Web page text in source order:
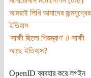
আমরাই লিখি আমাদের জন্মযুদ্ধের
ইতিহাস
'সাক্ষী ছিলো শিরস্ত্রাণ' # সাক্ষী
আছে ইতিহাস?
OpenID ব্যবহার করে লগইন